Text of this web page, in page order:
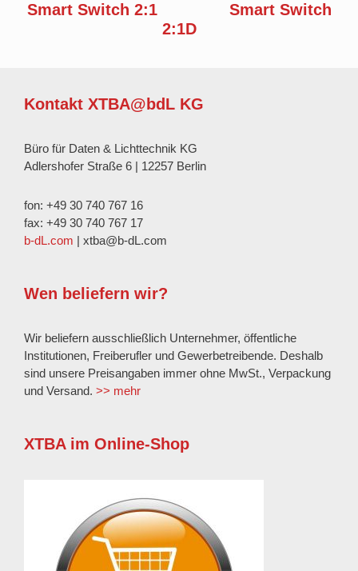
Smart Switch 2:1
Smart Switch
2:1D
Kontakt XTBA@bdL KG
Büro für Daten & Lichttechnik KG
Adlershofer Straße 6 | 12257 Berlin
fon: +49 30 740 767 16
fax: +49 30 740 767 17
b-dL.com | xtba@b-dL.com
Wen beliefern wir?
Wir beliefern ausschließlich Unternehmer, öffentliche
Institutionen, Freiberufler und Gewerbetreibende. Deshalb
sind unsere Preisangaben immer ohne MwSt., Verpackung
und Versand. >> mehr
XTBA im Online-Shop